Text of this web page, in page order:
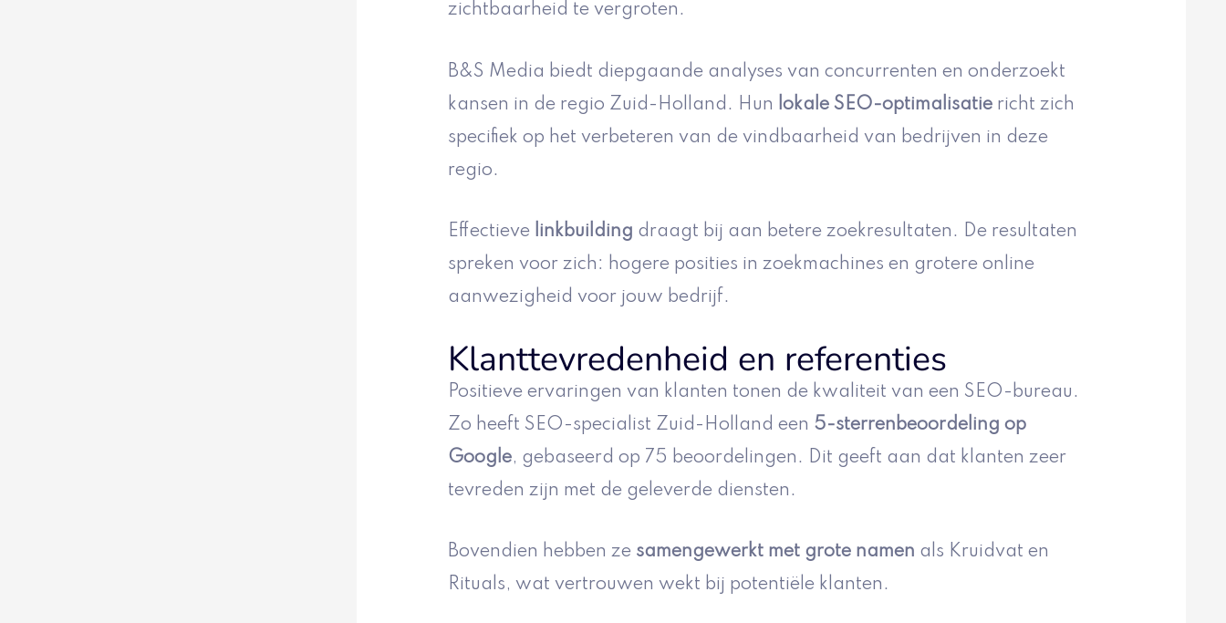
zichtbaarheid te vergroten.
B&S Media biedt diepgaande analyses van concurrenten en onderzoekt
kansen in de regio Zuid-Holland. Hun lokale SEO-optimalisatie richt zich
specifiek op het verbeteren van de vindbaarheid van bedrijven in deze
regio.
Effectieve linkbuilding draagt bij aan betere zoekresultaten. De resultaten
spreken voor zich: hogere posities in zoekmachines en grotere online
aanwezigheid voor jouw bedrijf.
Klanttevredenheid en referenties
Positieve ervaringen van klanten tonen de kwaliteit van een SEO-bureau.
Zo heeft SEO-specialist Zuid-Holland een 5-sterrenbeoordeling op
Google, gebaseerd op 75 beoordelingen. Dit geeft aan dat klanten zeer
tevreden zijn met de geleverde diensten.
Bovendien hebben ze samengewerkt met grote namen als Kruidvat en
Rituals, wat vertrouwen wekt bij potentiële klanten.